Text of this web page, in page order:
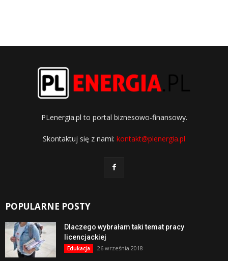
PLenergia.pl to portal biznesowo-finansowy.
Skontaktuj się z nami: kontakt@plenergia.pl
POPULARNE POSTY
Dlaczego wybrałam taki temat pracy
licencjackiej
Edukacja 26 września 2018